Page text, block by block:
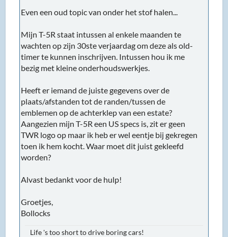
Even een oud topic van onder het stof halen...
Mijn T-5R staat intussen al enkele maanden te
wachten op zijn 30ste verjaardag om deze als old-
timer te kunnen inschrijven. Intussen hou ik me
bezig met kleine onderhoudswerkjes.
Heeft er iemand de juiste gegevens over de
plaats/afstanden tot de randen/tussen de
emblemen op de achterklep van een estate?
Aangezien mijn T-5R een US specs is, zit er geen
TWR logo op maar ik heb er wel eentje bij gekregen
toen ik hem kocht. Waar moet dit juist gekleefd
worden?
Alvast bedankt voor de hulp!
Groetjes,
Bollocks
Life 's too short to drive boring cars!